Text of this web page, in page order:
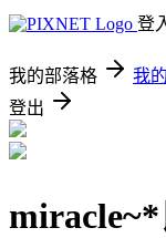
登
我的部落格 我
登出